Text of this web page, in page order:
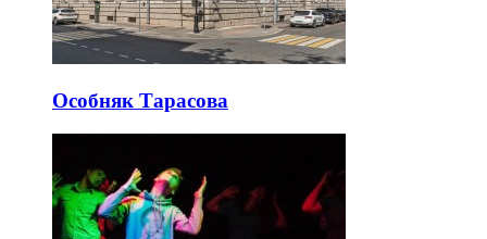
Особняк Тарасова